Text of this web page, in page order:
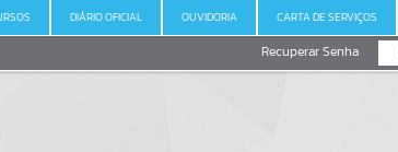
DIÁRIO OFICIAL OUVIDORIA CARTA DE SERVIÇOS
Recuperar Senha